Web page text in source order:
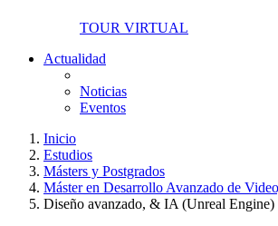
TOUR VIRTUAL
Actualidad
Noticias
Eventos
Inicio
Estudios
Másters y Postgrados
Máster en Desarrollo Avanzado de
Diseño avanzado, & IA (Unreal Engine)